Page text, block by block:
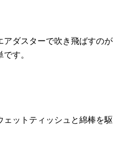
アダスターで吹き飛ばすのが
す。
ェットティッシュと綿棒を駆